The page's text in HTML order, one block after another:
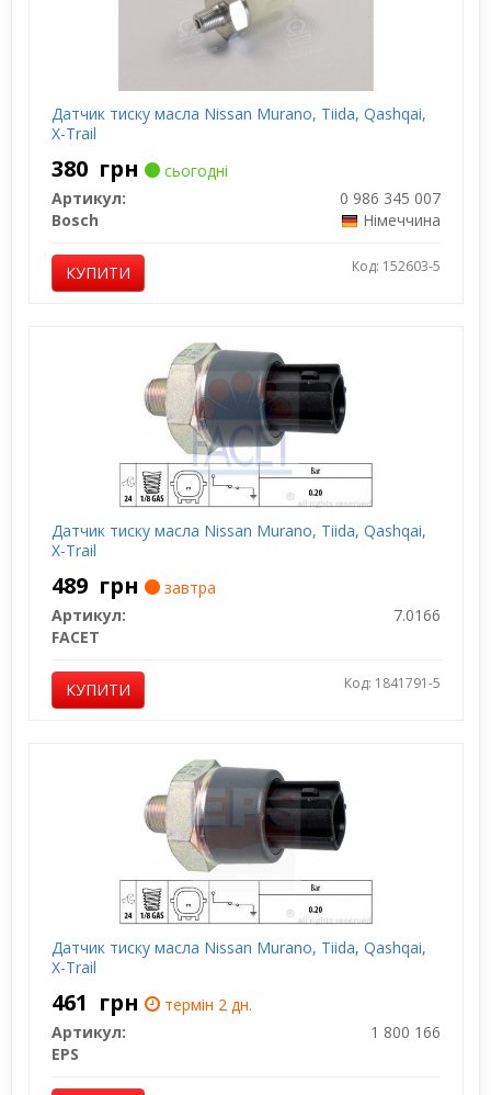
Датчик тиску масла Nissan Murano, Tiida, Qashqai,
X-Trail
380 грн
сьогодні
Артикул:
0 986 345 007
Bosch
Німеччина
КУПИТИ Код: 152603-5
Датчик тиску масла Nissan Murano, Tiida, Qashqai,
X-Trail
489 грн
завтра
Артикул:
7.0166
FACET
КУПИТИ Код: 1841791-5
Датчик тиску масла Nissan Murano, Tiida, Qashqai,
X-Trail
461 грн
термін 2 дн.
Артикул:
1 800 166
EPS